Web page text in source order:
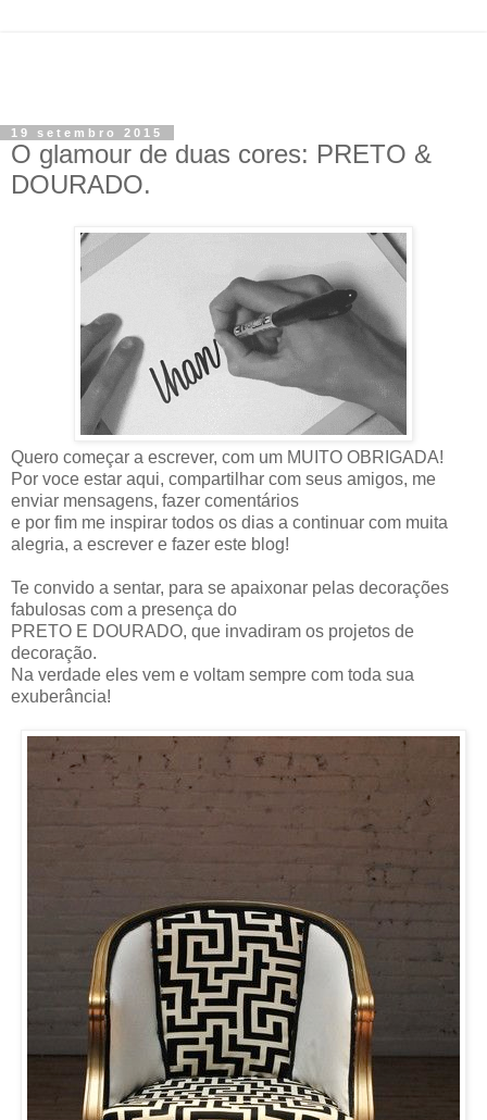
19 setembro 2015
O glamour de duas cores: PRETO &
DOURADO.
Quero começar a escrever, com um MUITO OBRIGADA!
Por voce estar aqui, compartilhar com seus amigos, me
enviar mensagens, fazer comentários
e por fim me inspirar todos os dias a continuar com muita
alegria, a escrever e fazer este blog!
Te convido a sentar, para se apaixonar pelas decorações
fabulosas com a presença do
PRETO E DOURADO, que invadiram os projetos de
decoração.
Na verdade eles vem e voltam sempre com toda sua
exuberância!